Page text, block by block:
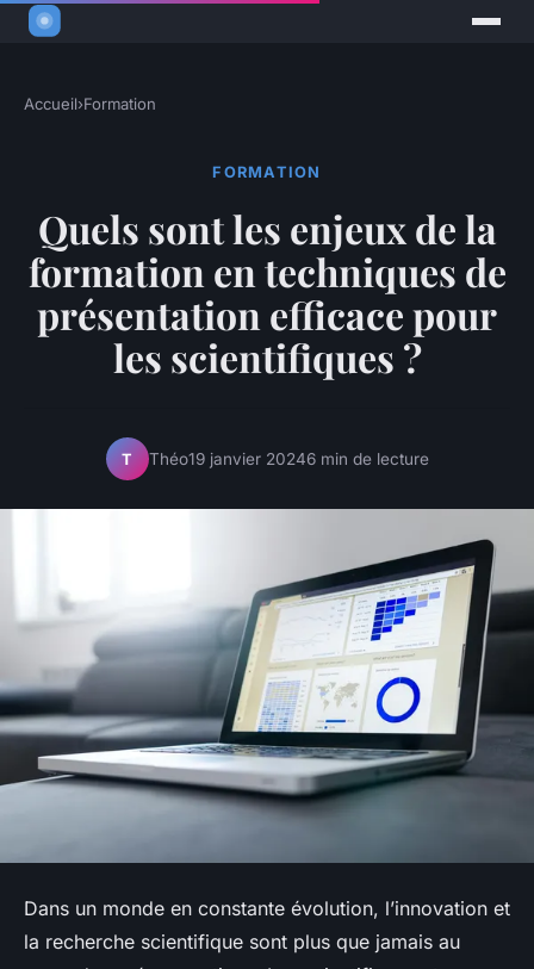
Accueil›Formation
FORMATION
Quels sont les enjeux de la
formation en techniques de
présentation efficace pour
les scientifiques ?
T Théo19 janvier 20246 min de lecture
Dans un monde en constante évolution, l’innovation et
la recherche scientifique sont plus que jamais au